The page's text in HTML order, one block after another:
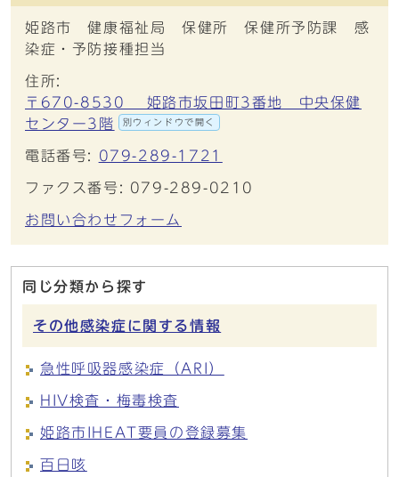
姫路市 健康福祉局 保健所 保健所予防課 感
染症・予防接種担当
住所:
〒670-8530 姫路市坂田町3番地 中央保健
センター3階
別ウィンドウで開く
電話番号: 079-289-1721
ファクス番号: 079-289-0210
お問い合わせフォーム
同じ分類から探す
その他感染症に関する情報
急性呼吸器感染症（ARI）
HIV検査・梅毒検査
姫路市IHEAT要員の登録募集
百日咳